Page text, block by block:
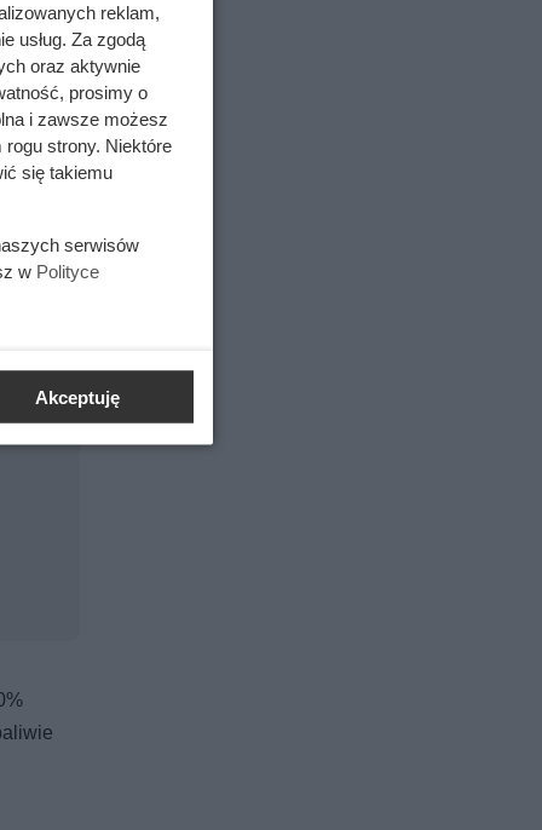
reklam,
usług. Za zgodą
oraz aktywnie
prosimy o
i zawsze możesz
strony. Niektóre
się takiemu
serwisów
w Polityce
Akceptuję